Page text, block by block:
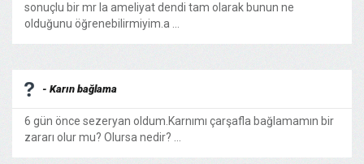
sonuçlu bir mr la ameliyat dendi tam olarak bunun ne
olduğunu öğrenebilirmiyim.a ...
- Karın bağlama
6 gün önce sezeryan oldum.Karnımı çarşafla bağlamamın bir
zararı olur mu? Olursa nedir? ...